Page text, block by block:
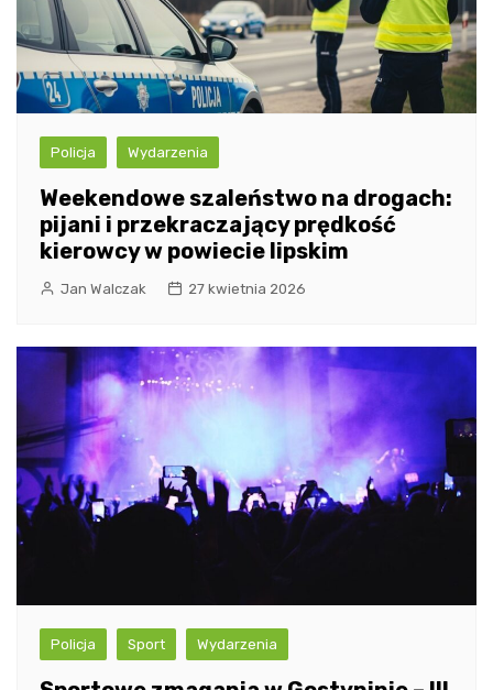
Policja Wydarzenia
Weekendowe szaleństwo na drogach:
pijani i przekraczający prędkość
kierowcy w powiecie lipskim
Jan Walczak 27 kwietnia 2026
Policja Sport Wydarzenia